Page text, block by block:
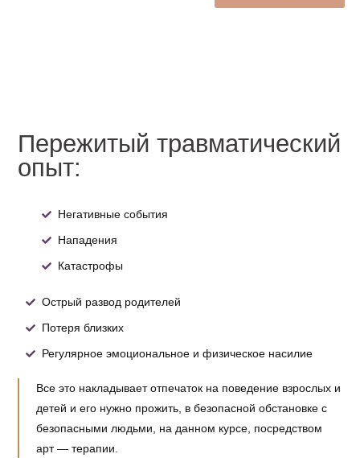
Пережитый травматический
опыт:
Негативные события
Нападения
Катастрофы
Острый развод родителей
Потеря близких
Регулярное эмоциональное и физическое насилие
Все это накладывает отпечаток на поведение взрослых и
детей и его нужно прожить, в безопасной обстановке с
безопасными людьми, на данном курсе, посредством
арт — терапии.